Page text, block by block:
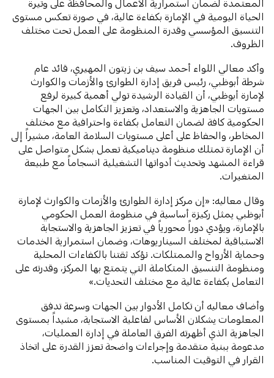
المعتمدة لضمان استمرارية الأعمال والمحافظة على وتيرة
الحياة اليومية في الإمارة بكفاءة عالية، في صورة تعكس مستوى
التنسيق المؤسسي وقدرة المنظومة على العمل تحت مختلف
الظروف.
وأكد معالي اللواء أحمد سيف بن زيتون المهيري، قائد عام
شرطة أبوظبي، رئيس فريق إدارة الطوارئ والأزمات والكوارث
لإمارة أبوظبي، أن القيادة الرشيدة تولي أهمية كبيرة لرفع
مستويات الجاهزية والاستعداد، وتعزيز التكامل بين الجهات
الحكومية كافة لضمان التعامل بكفاءة واحترافية مع مختلف
المخاطر، والحفاظ على أعلى مستويات السلامة العامة، مشيراً إلى
أن الإمارة تمتلك منظومة ديناميكية تعمل بشكل متواصل على
قراءة المشهد وتحديث أدواتها التشغيلية انسجاماً مع طبيعة
المتغيرات.
وقال معاليه: «إن مركز إدارة الطوارئ والأزمات والكوارث لإمارة
أبوظبي يمثل ركيزة أساسية في منظومة العمل الحكومي
بالإمارة، ويؤدي دوراً محورياً في تعزيز الجاهزية والاستجابة
الاستباقية لمختلف السيناريوهات، وضمان استمرارية الخدمات
وحماية الأرواح والممتلكات. نؤكد ثقتنا بالكفاءات المحلية
ومنظومة التنسيق المتكاملة التي يتمتع بها المركز، وقدرته على
التعامل بكفاءة عالية مع مختلف التحديات.»
وأضاف معاليه أن تكامل الأدوار بين الجهات وسرعة تدفق
المعلومات يشكلان الأساس لفاعلية الاستجابة، مشيداً بمستوى
الجاهزية الذي أظهرته الفرق العاملة في إدارة العمليات،
مدعومة ببنية متقدمة وإجراءات واضحة تعزز القدرة على اتخاذ
القرار في التوقيت المناسب.